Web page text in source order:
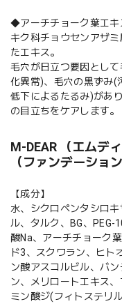
◆アーチチョーク葉エキ
キク科チョウセンアザ
たエキス。
毛穴が日立つ要因とし
化異常)、毛穴の黒ずみ(
低下によるたるみ)があ
の目立ちをケアします。
M-DEAR （エムデ
（ファンデーシ
【成分】
水、シクロペンタシロ
ル、タルク、BG、PEG-
酸Na、アーチチョーク
ド3、スクワラン、ヒト
ン酸アスコルビル、バ
ン、メリロートエキス
ミン酸ジ(フィトステリ